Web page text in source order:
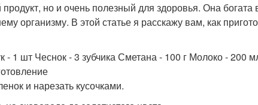
но и очень полезный для здоровья. Она
организму. В этой статье я расскажу вам, как
- 1 шт Чеснок - 3 зубчика Сметана - 100 г Молоко - 200
и нарезать кусочками.